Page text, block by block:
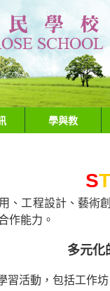
學與教
ST
、工程設計、藝術
作能力。
多元化
習活動，包括工作